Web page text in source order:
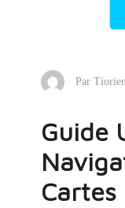
Par
Guide